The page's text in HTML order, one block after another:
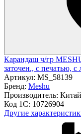
Карандаш ч/гр
заточен., с печатью, с
Артикул: MS_58139
Бренд: Meshu
Производитель: Китай
Код 1С: 10726904
Другие